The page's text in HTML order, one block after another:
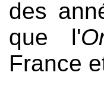
des
que l'
France